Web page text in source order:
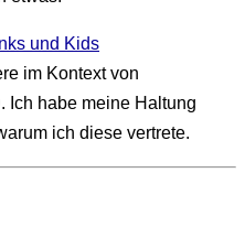
und Kids
im Kontext von
Ich habe meine Haltung
ich diese vertrete.